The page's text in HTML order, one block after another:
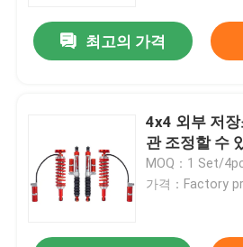
최고의 가격
4x4 외부 저
관 조정할 수
MOQ：1 Set/
가격：Factory